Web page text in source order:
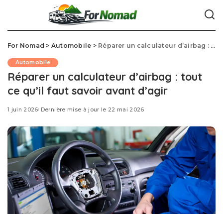
For Nomad > Automobile > Réparer un calculateur d’airbag : tout ce qu’il faut savoir avant d’agir
Automobile
Réparer un calculateur d’airbag : tout
ce qu’il faut savoir avant d’agir
1 juin 2026 Dernière mise à jour le 22 mai 2026